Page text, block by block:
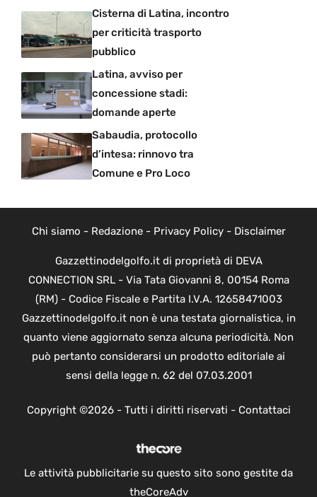
Cisterna di Latina, incontro
per criticità trasporto
pubblico
Latina, avviso per
concessione stadi:
domande aperte
Sabaudia, protocollo
d’intesa: rinnovo tra
Comune e Pro Loco
Chi siamo - Redazione- Privacy Policy- Disclaimer
Gazzettinodelgolfo.it di proprietà di DEVA
CONNECTION SRL - Via Tata Giovanni 8, 00154 Roma
(RM) - Codice Fiscale e Partita I.V.A. 12658471003
Gazzettinodelgolfo.it non è una testata giornalistica, in
quanto viene aggiornato senza alcuna periodicità. Non
può pertanto considerarsi un prodotto editoriale ai
sensi della legge n. 62 del 07.03.2001
Copyright ©2026 - Tutti i diritti riservati - Contattaci
Le attività pubblicitarie su questo sito sono gestite da
theCoreAdv